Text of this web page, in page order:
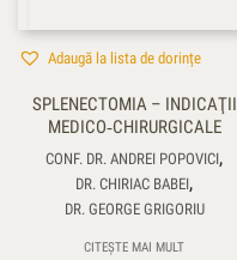
Adaugă la lista de dorințe
SPLENECTOMIA – INDICAŢII
MEDICO‑CHIRURGICALE
CONF. DR. ANDREI POPOVICI,
DR. CHIRIAC BABEI,
DR. GEORGE GRIGORIU
CITEȘTE MAI MULT